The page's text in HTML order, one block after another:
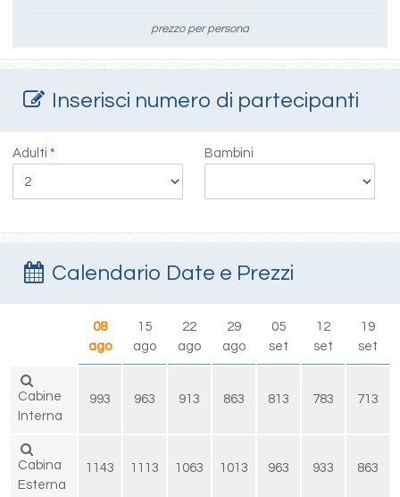
prezzo per persona
Inserisci numero di partecipanti
Adulti* Bambini
Calendario Date e Prezzi
08
ago
15
ago
22
ago
29
ago
05
set
12
set
19
set
Cabine
Interna
993 963 913 863 813 783 713
Cabina
Esterna
1143 1113 1063 1013 963 933 863